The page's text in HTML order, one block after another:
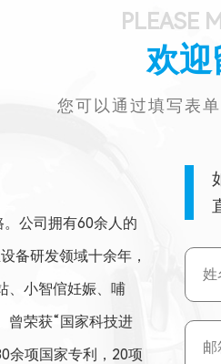
PLEASE
欢迎
您可以通过填写表
公司拥有60余人的
备研发领域十余年，
、小智倌妊娠、哺
曾荣获“国家科技进
余项国家专利，20项
姓
邮